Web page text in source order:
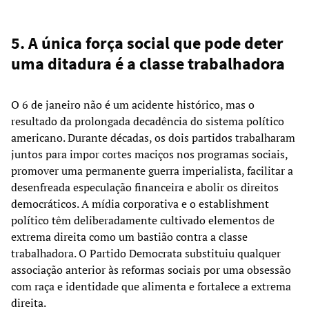
5. A única força social que pode deter
uma ditadura é a classe trabalhadora
O 6 de janeiro não é um acidente histórico, mas o
resultado da prolongada decadência do sistema político
americano. Durante décadas, os dois partidos trabalharam
juntos para impor cortes maciços nos programas sociais,
promover uma permanente guerra imperialista, facilitar a
desenfreada especulação financeira e abolir os direitos
democráticos. A mídia corporativa e o establishment
político têm deliberadamente cultivado elementos de
extrema direita como um bastião contra a classe
trabalhadora. O Partido Democrata substituiu qualquer
associação anterior às reformas sociais por uma obsessão
com raça e identidade que alimenta e fortalece a extrema
direita.